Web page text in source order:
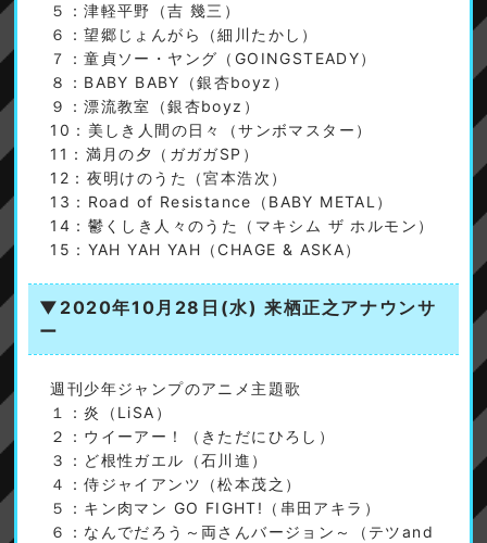
５：津軽平野（吉 幾三）
６：望郷じょんがら（細川たかし）
７：童貞ソー・ヤング（GOINGSTEADY）
８：BABY BABY（銀杏boyz）
９：漂流教室（銀杏boyz）
10：美しき人間の日々（サンボマスター）
11：満月の夕（ガガガSP）
12：夜明けのうた（宮本浩次）
13：Road of Resistance（BABY METAL）
14：鬱くしき人々のうた（マキシム ザ ホルモン）
15：YAH YAH YAH（CHAGE & ASKA）
▼2020年10月28日(水) 来栖正之アナウンサ
ー
週刊少年ジャンプのアニメ主題歌
１：炎（LiSA）
２：ウイーアー！（きただにひろし）
３：ど根性ガエル（石川進）
４：侍ジャイアンツ（松本茂之）
５：キン肉マン GO FIGHT!（串田アキラ）
６：なんでだろう～両さんバージョン～（テツand